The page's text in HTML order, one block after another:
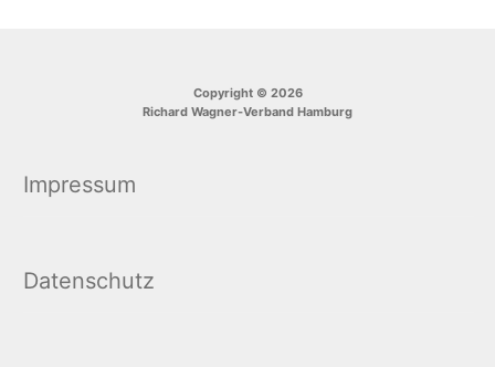
Copyright © 2026
Richard Wagner-Verband Hamburg
Impressum
Datenschutz